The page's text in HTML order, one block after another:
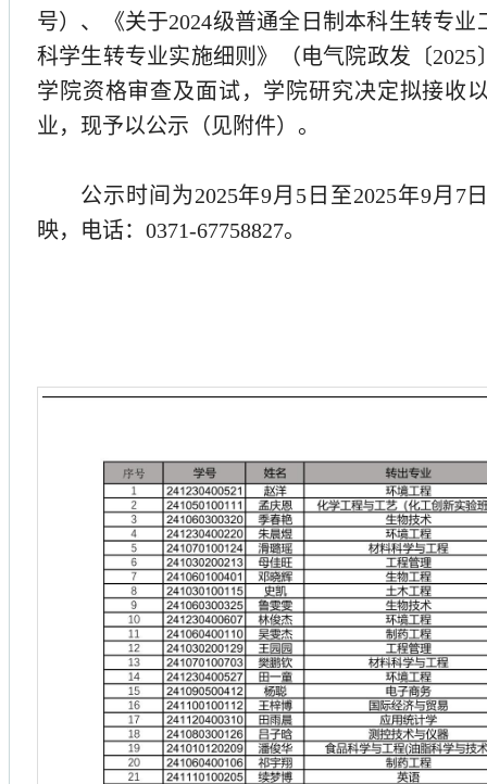
号）、《关于2024级普通全日制本科生转专
科学生转专业实施细则》（电气院政发〔2025
学院资格审查及面试，学院研究决定拟接收
业，现予以公示（见附件）。
公示时间为2025年9月 5 日至2025年9月 7
映，电话： 0371-67758827。